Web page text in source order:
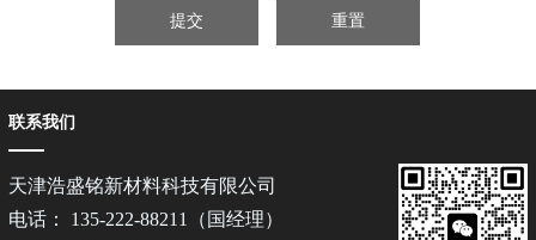
联系我们
天津浩盛铭新材料科技有限公司
电话： 135-222-88211（国经理）